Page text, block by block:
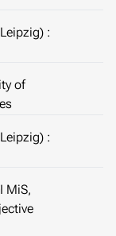
:
of
:
MiS,